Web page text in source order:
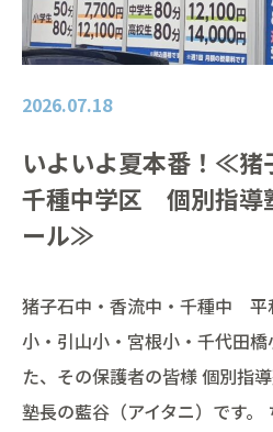
2026.07.18
いよいよ夏本番！≪猪
千種中学区 個別指
ール≫
猪子石中・香流中・千種中 平
小・引山小・宮根小・千代
た、その保護者の皆様 個別
塾長の藍谷（アイタニ）です。